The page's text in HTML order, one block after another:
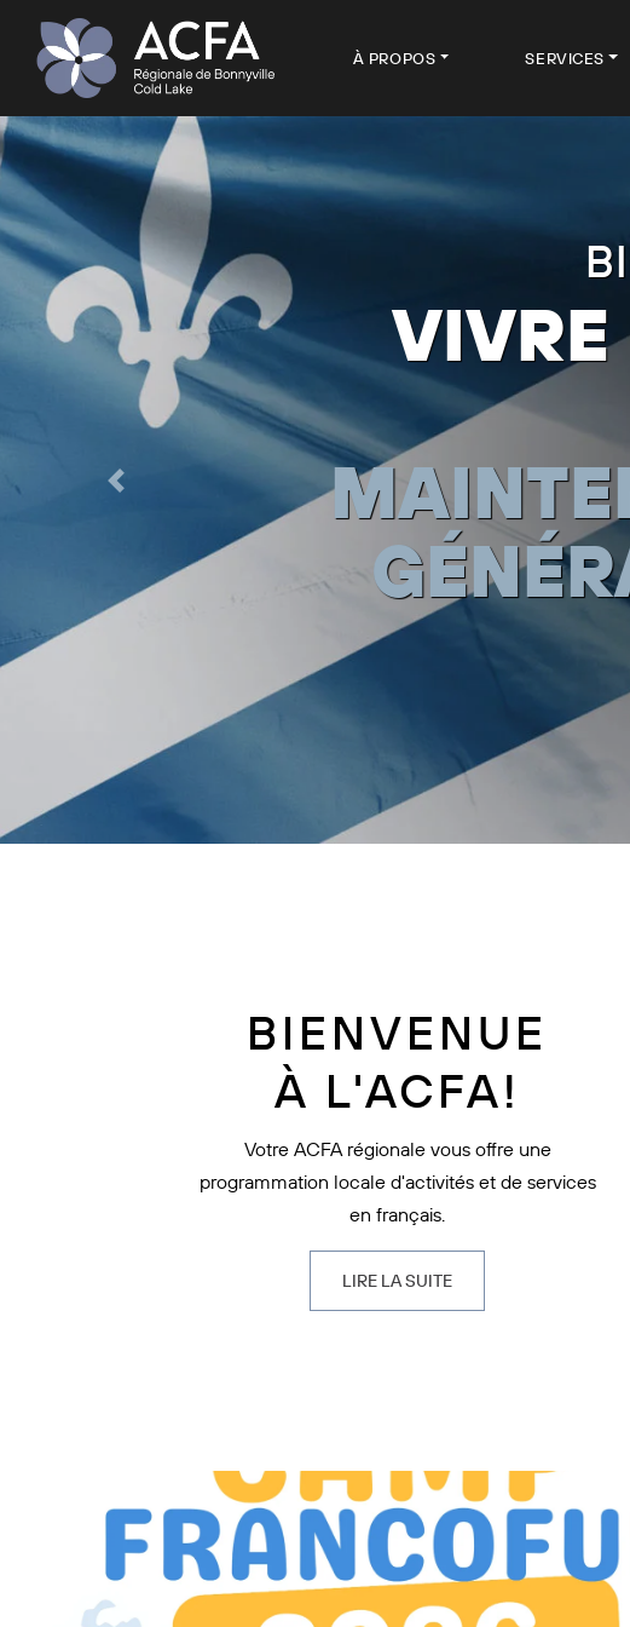
À PROPOS SERVICES
Previous
BIENVENUE
À L'ACFA!
Votre ACFA régionale vous offre une
programmation locale d'activités et de services
en français.
LIRE LA SUITE